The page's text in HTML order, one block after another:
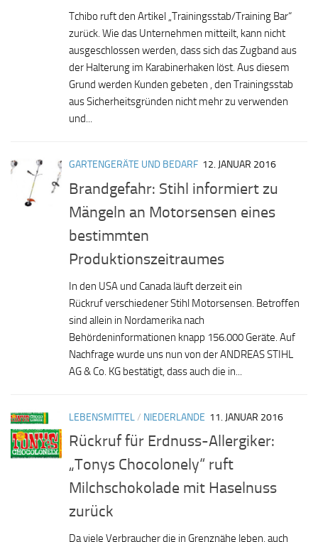
Tchibo ruft den Artikel „Trainingsstab/Training Bar“
zurück. Wie das Unternehmen mitteilt, kann nicht
ausgeschlossen werden, dass sich das Zugband aus
der Halterung im Karabinerhaken löst. Aus diesem
Grund werden Kunden gebeten , den Trainingsstab
aus Sicherheitsgründen nicht mehr zu verwenden
und...
GARTENGERÄTE UND BEDARF 12. JANUAR 2016
Brandgefahr: Stihl informiert zu
Mängeln an Motorsensen eines
bestimmten
Produktionszeitraumes
In den USA und Canada läuft derzeit ein
Rückruf verschiedener Stihl Motorsensen. Betroffen
sind allein in Nordamerika nach
Behördeninformationen knapp 156.000 Geräte. Auf
Nachfrage wurde uns nun von der ANDREAS STIHL
AG & Co. KG bestätigt, dass auch die in...
LEBENSMITTEL/ NIEDERLANDE 11. JANUAR 2016
Rückruf für Erdnuss-Allergiker:
„Tonys Chocolonely“ ruft
Milchschokolade mit Haselnuss
zurück
Da viele Verbraucher die in Grenznähe leben, auch